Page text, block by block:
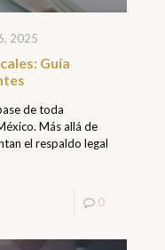
2025
Guía
de toda
Más allá de
el respaldo legal
0